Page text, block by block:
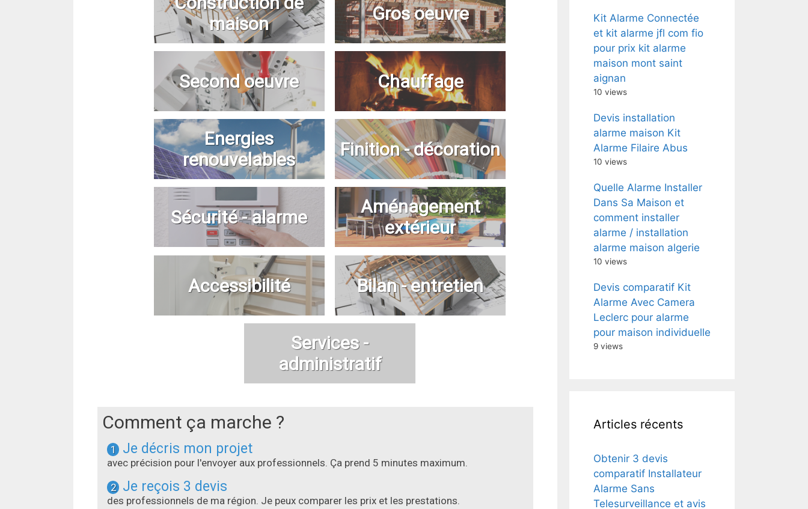
maison
Gros oeuvre
Second oeuvre Chauffage
Energies
renouvelables
Finition - décoration
Sécurité - alarme
Aménagement
extérieur
Accessibilité Bilan - entretien
Services -
administratif
Comment ça marche ?
1 Je décris mon projet
avec précision pour l'envoyer aux professionnels. Ça prend 5 minutes maximum.
2 Je reçois 3 devis
des professionnels de ma région. Je peux comparer les prix et les prestations.
Kit Alarme Connectée
et kit alarme jfl com fio
pour prix kit alarme
maison mont saint
aignan
10 views
Devis installation
alarme maison Kit
Alarme Filaire Abus
10 views
Quelle Alarme Installer
Dans Sa Maison et
comment installer
alarme / installation
alarme maison algerie
10 views
Devis comparatif Kit
Alarme Avec Camera
Leclerc pour alarme
pour maison individuelle
9 views
Articles récents
Obtenir 3 devis
comparatif Installateur
Alarme Sans
Telesurveillance et avis